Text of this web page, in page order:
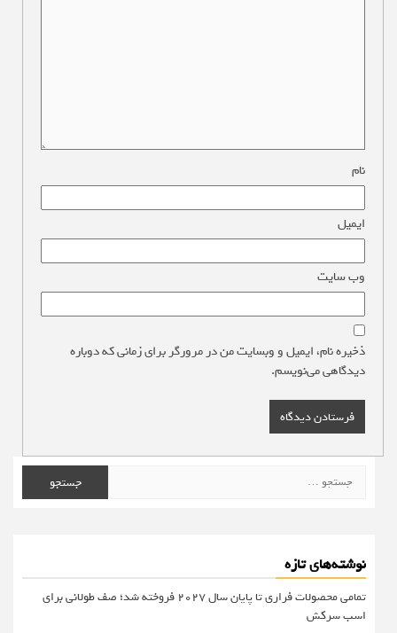
نام
ایمیل
وب‌ سایت
ذخیره نام، ایمیل و وبسایت من در مرورگر برای زمانی که دوباره
دیدگاهی می‌نویسم.
برای:
نوشته‌های تازه
تمامی محصولات فراری تا پایان سال ۲۰۲۷ فروخته شد؛ صف طولانی برای
اسب سرکش